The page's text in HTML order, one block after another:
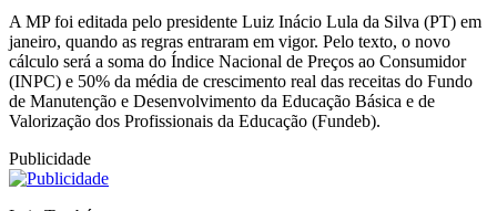
A MP foi editada pelo presidente Luiz Inácio Lula da Silva (PT) em
janeiro, quando as regras entraram em vigor. Pelo texto, o novo
cálculo será a soma do Índice Nacional de Preços ao Consumidor
(INPC) e 50% da média de crescimento real das receitas do Fundo
de Manutenção e Desenvolvimento da Educação Básica e de
Valorização dos Profissionais da Educação (Fundeb).
Publicidade